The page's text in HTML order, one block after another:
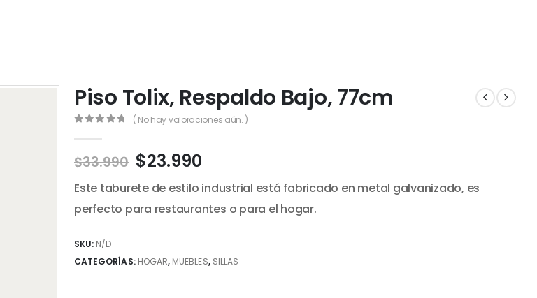
Piso Tolix, Respaldo Bajo, 77cm
( No hay valoraciones aún. )
$33.990 El
original
era:
$23.990
actual
es:
Este taburete de estilo industrial está fabricado en metal galvanizado, es
perfecto para restaurantes o para el hogar.
SKU: N/D
CATEGORÍAS: HOGAR, MUEBLES, SILLAS